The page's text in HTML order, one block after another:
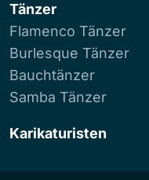
Tänzer
Flamenco Tänzer
Burlesque Tänzer
Bauchtänzer
Samba Tänzer
Karikaturisten